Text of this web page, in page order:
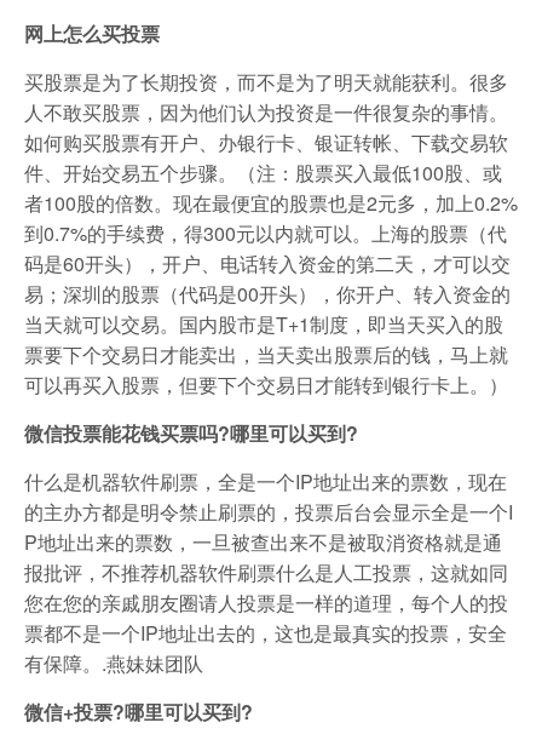
网上怎么买投票
买股票是为了长期投资，而不是为了明天就能获利。很多
人不敢买股票，因为他们认为投资是一件很复杂的事情。
如何购买股票有开户、办银行卡、银证转帐、下载交易软
件、开始交易五个步骤。（注：股票买入最低100股、或
者100股的倍数。现在最便宜的股票也是2元多，加上0.2%
到0.7%的手续费，得300元以内就可以。上海的股票（代
码是60开头），开户、电话转入资金的第二天，才可以交
易；深圳的股票（代码是00开头），你开户、转入资金的
当天就可以交易。国内股市是T+1制度，即当天买入的股
票要下个交易日才能卖出，当天卖出股票后的钱，马上就
可以再买入股票，但要下个交易日才能转到银行卡上。）
微信投票能花钱买票吗?哪里可以买到?
什么是机器软件刷票，全是一个IP地址出来的票数，现在
的主办方都是明令禁止刷票的，投票后台会显示全是一个I
P地址出来的票数，一旦被查出来不是被取消资格就是通
报批评，不推荐机器软件刷票什么是人工投票，这就如同
您在您的亲戚朋友圈请人投票是一样的道理，每个人的投
票都不是一个IP地址出去的，这也是最真实的投票，安全
有保障。.燕妹妹团队
微信+投票?哪里可以买到?